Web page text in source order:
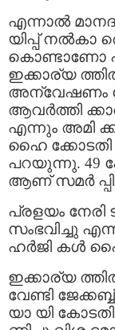
എന്നാല്‍
യിപ്പ്
കൊണ്ടാണോ
ഇക്കാര്യ
അന്വേഷണം
ആവർത്തി
എന്നും അമി
ഹൈ ക്കോടതി
പറയുന്നു. 49
ആണ് സമര്‍
പ്രളയം നേരി
സംഭവിച്ചു
ഹര്‍ജി കള്‍
ഇക്കാര്യ
വേണ്ടി
യാ യി